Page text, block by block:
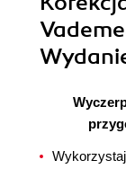
Wykorzystaj